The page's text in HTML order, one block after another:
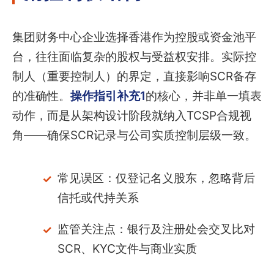
集团财务中心企业选择香港作为控股或资金池平
台，往往面临复杂的股权与受益权安排。实际控
制人（重要控制人）的界定，直接影响SCR备存
的准确性。 操作指引补充1的核心，并非单一填表
动作，而是从架构设计阶段就纳入TCSP合规视
角——确保SCR记录与公司实质控制层级一致。
常见误区：仅登记名义股东，忽略背后
信托或代持关系
监管关注点：银行及注册处会交叉比对
SCR、KYC文件与商业实质